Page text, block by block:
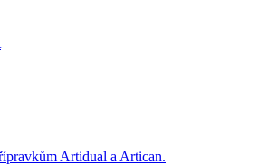
Artidual a Artican.